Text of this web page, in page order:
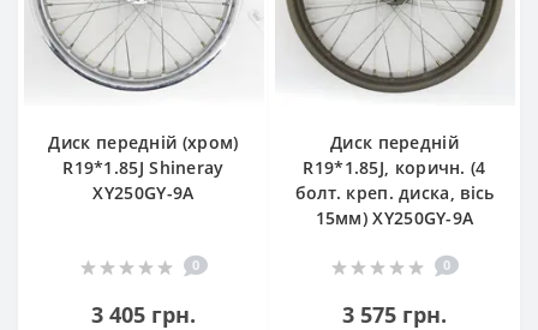
Диск передній (хром)
R19*1.85J Shineray
XY250GY-9A
0
3 405 грн.
Диск передній
R19*1.85J, коричн. (4
болт. креп. диска, вісь
15мм) XY250GY-9A
0
3 575 грн.